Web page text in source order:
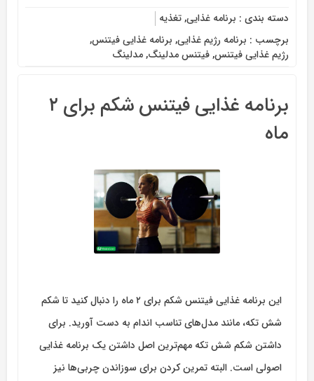
دسته بندی : برنامه غذایی,تغذیه
برچسب : برنامه رژیم غذایی, برنامه غذایی فیتنس,
رژیم غذایی فیتنس,فیتنس مدلینگ,مدلینگ
برنامه غذایی فیتنس شکم برای ۲
ماه
این برنامه غذایی فیتنس شکم برای ۲ ماه را دنبال کنید تا شکم‌
شش تکه‌، مانند مدل‌های تناسب اندام به دست آورید. برای
داشتن شکم شش تکه مهم‌ترین اصل داشتن یک برنامه غذایی
اصولی است. البته تمرین کردن برای سوزاندن چربی‌ها نیز